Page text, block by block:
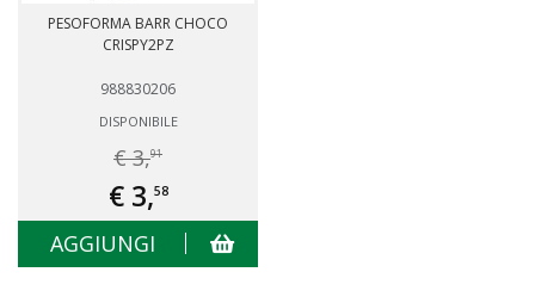
PESOFORMA BARR CHOCO
CRISPY2PZ
988830206
DISPONIBILE
€ 3,91
€ 3,58
AGGIUNGI